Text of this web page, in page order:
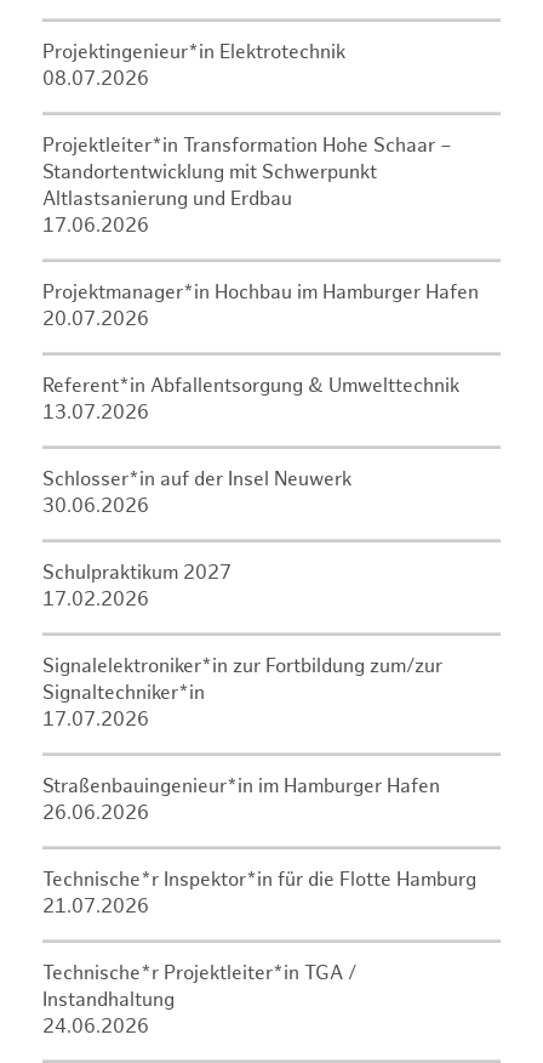
Projektingenieur*in Elektrotechnik
08.07.2026
Projektleiter*in Transformation Hohe Schaar –
Standortentwicklung mit Schwerpunkt
Altlastsanierung und Erdbau
17.06.2026
Projektmanager*in Hochbau im Hamburger Hafen
20.07.2026
Referent*in Abfallentsorgung & Umwelttechnik
13.07.2026
Schlosser*in auf der Insel Neuwerk
30.06.2026
Schulpraktikum 2027
17.02.2026
Signalelektroniker*in zur Fortbildung zum/zur
Signaltechniker*in
17.07.2026
Straßenbauingenieur*in im Hamburger Hafen
26.06.2026
Technische*r Inspektor*in für die Flotte Hamburg
21.07.2026
Technische*r Projektleiter*in TGA /
Instandhaltung
24.06.2026